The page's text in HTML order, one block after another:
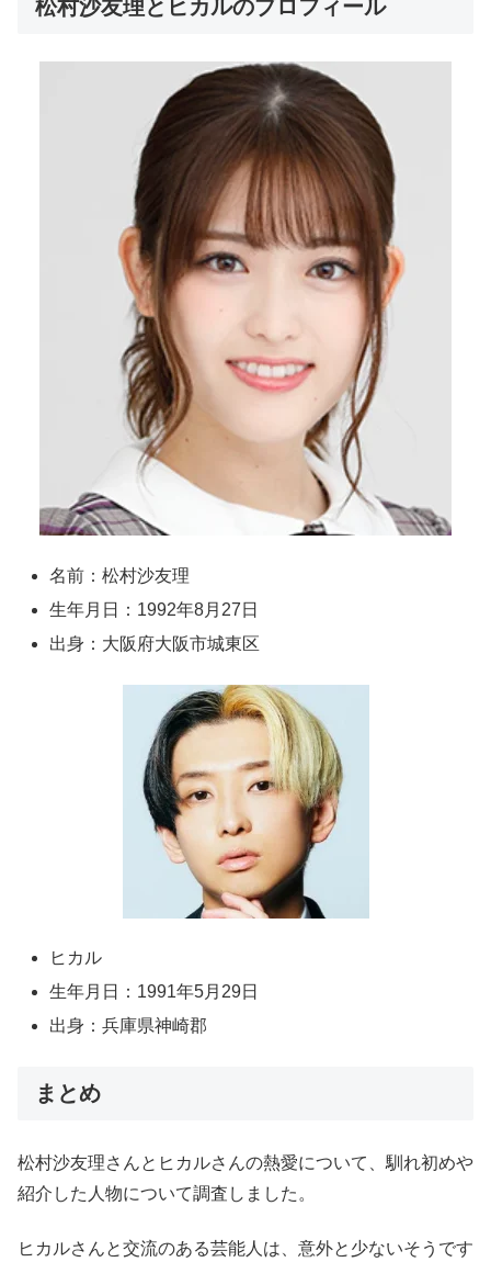
松村沙友理とヒカルのプロフィール
名前：松村沙友理
生年月日：1992年8月27日
出身：大阪府大阪市城東区
ヒカル
生年月日：1991年5月29日
出身：兵庫県神崎郡
まとめ
松村沙友理さんとヒカルさんの熱愛について、馴れ初めや
紹介した人物について調査しました。
ヒカルさんと交流のある芸能人は、意外と少ないそうです